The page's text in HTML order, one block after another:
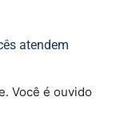
atendem
Você é ouvido